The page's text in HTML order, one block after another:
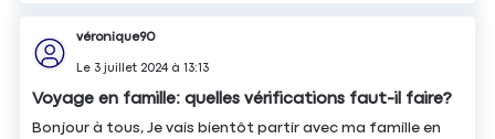
véronique90
Le 3 juillet 2024à13:13
Voyage en famille: quelles vérifications faut-il faire?
Bonjour à tous, Je vais bientôt partir avec ma famille en